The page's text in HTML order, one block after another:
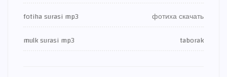
fotiha surasi mp3
фотиха скачать
mulk surasi mp3
taborak